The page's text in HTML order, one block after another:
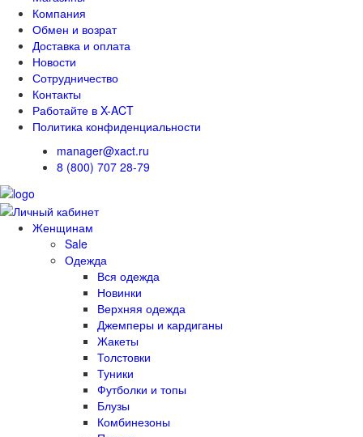
Компания
Обмен и возрат
Доставка и оплата
Новости
Сотрудничество
Контакты
Работайте в X-ACT
Политика конфиденциальности
manager@xact.ru
8 (800) 707 28-79
Женщинам
Sale
Одежда
Вся одежда
Новинки
Верхняя одежда
Джемперы и кардиганы
Жакеты
Толстовки
Туники
Футболки и топы
Блузы
Комбинезоны